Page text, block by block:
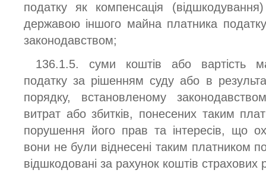
податку як компенсація
державою іншого майна платника
законодавством;
136.1.5. суми коштів або вартість
податку за рішенням суду або в
порядку, встановленому
витрат або збитків, понесених таким
порушення його прав та інтересів, що
вони не були віднесені таким платником
відшкодовані за рахунок коштів страхових